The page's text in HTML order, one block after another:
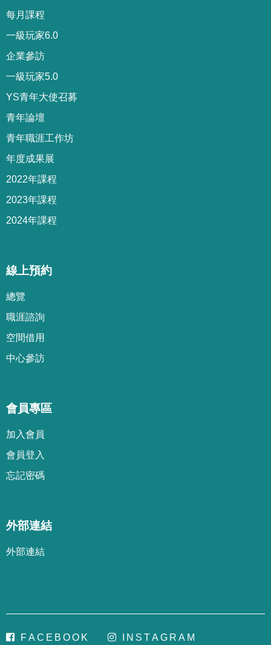
每月課程
一級玩家6.0
企業參訪
一級玩家5.0
YS青年大使召募
青年論壇
青年職涯工作坊
年度成果展
2022年課程
2023年課程
2024年課程
線上預約
總覽
職涯諮詢
空間借用
中心參訪
會員專區
加 入會 員
會 員登 入
忘記密碼
外部連結
外部連結
FA C E B OO K N S TA G R A M